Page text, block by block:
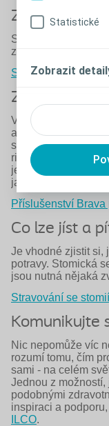
Statistické
Zobrazit
Začínáme se
Stomik není
znamená, že
Stomické sáčky
Zdravá kůže
Velmi důležité je
aby podložka
správně připevní,
riziko podráždění
je stomik
jak s ní zacházet a
Příslušenství
Co lze jíst a
Je vhodné zjistit si,
potravy. Stomická
jsou nutná nějaká
Stravování se
Komunikujte
Nic nepomůže víc
rozumí tomu, čím
sami - na celém
Jednou z
podobnými
inspiraci a
ILCO.